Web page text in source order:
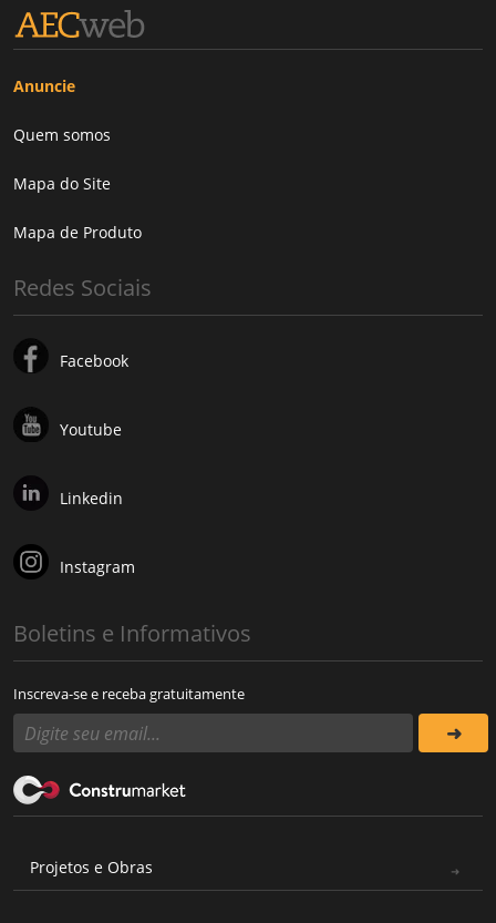
Anuncie
Quem somos
Mapa do Site
Mapa de Produto
Redes Sociais
Facebook
Youtube
Linkedin
Instagram
Boletins e Informativos
Inscreva-se e receba gratuitamente
Projetos e Obras